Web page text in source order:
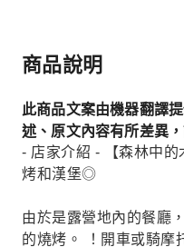
商品說明
此商品文案由機器翻譯
述、原文內容有所差異
- 店家介紹 - 【森林中
烤和漢堡◎
由於是露營地內的餐廳
的燒烤。 ！開車或騎摩